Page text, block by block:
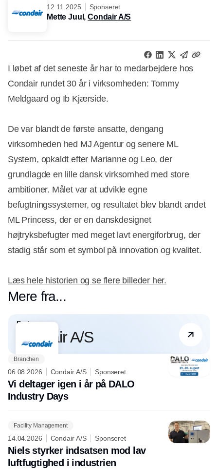
12.11.2025 Sponseret
Mette Juul,Condair A/S
I løbet af det seneste år har to medarbejdere hos
Condair rundet 30 år i virksomheden: Tommy
Meldgaard og Ib Kjærside.
De var blandt de første ansatte, dengang
virksomheden hed MJ Agentur og senere ML
System, opkaldt efter Marianne og Leo, der
grundlagde en lille dansk virksomhed med store
ambitioner. Målet var at udvikle egne
befugtningssystemer, og resultatet blev blandt andet
ML Princess, der er en danskdesignet
højtryksbefugter med meget lavt energiforbrug, der
stadig står som et symbol på innovation og kvalitet.
Læs hele historien og se flere billeder her.
Mere fra...
Partner
Condair A/S
Branchen
06.08.2026 Condair A/S Sponseret
Vi deltager igen i år på DALO
Industry Days
Facility Management
14.04.2026 Condair A/S Sponseret
Niels styrker indsatsen mod lav
luftfugtighed i industrien